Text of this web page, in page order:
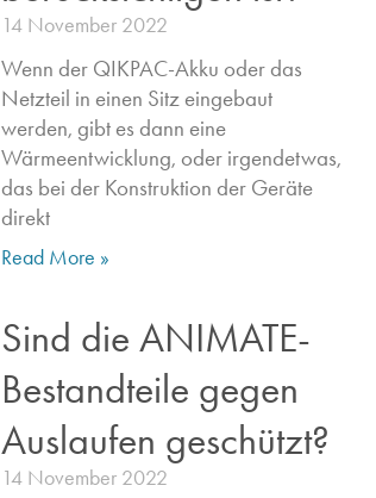
14 November 2022
Wenn der QIKPAC-Akku oder das
Netzteil in einen Sitz eingebaut
werden, gibt es dann eine
Wärmeentwicklung, oder irgendetwas,
das bei der Konstruktion der Geräte
direkt
Read More »
Sind die ANIMATE-
Bestandteile gegen
Auslaufen geschützt?
14 November 2022